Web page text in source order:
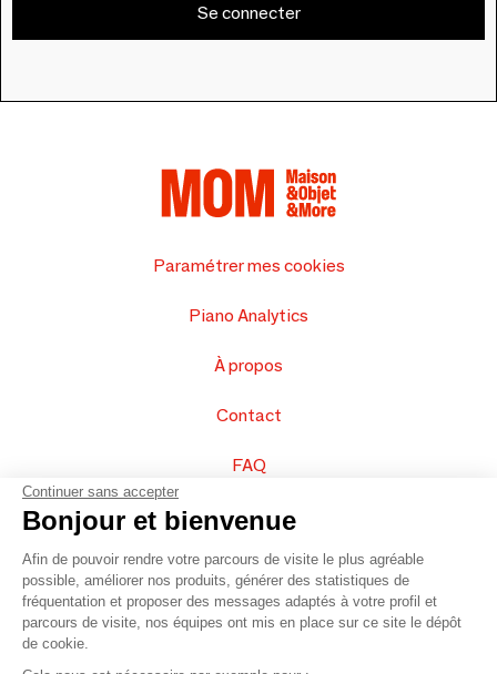
Se connecter
Paramétrer mes cookies
Piano Analytics
À propos
Contact
FAQ
Vendez vos produits
Plan du site
Continuer sans accepter
Bonjour et bienvenue
Afin de pouvoir rendre votre parcours de visite le plus agréable
possible, améliorer nos produits, générer des statistiques de
fréquentation et proposer des messages adaptés à votre profil et
parcours de visite, nos équipes ont mis en place sur ce site le dépôt
de cookie.